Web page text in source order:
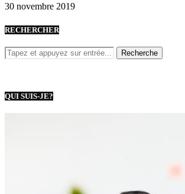
30 novembre 2019
RECHERCHER
QUI SUIS-JE?